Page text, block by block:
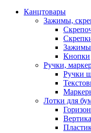
Канцтовары
Зажимы,
Зажимы
Кнопки
Ручки,
Ручки
Лотки для